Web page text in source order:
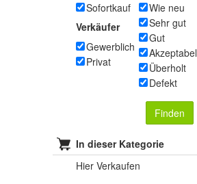
Sofortkauf
Verkäufer
Gewerblich
Privat
Wie neu
Sehr gut
Gut
Akzeptabel
Überholt
Defekt
Finden
In dieser Kategorie
Hier Verkaufen